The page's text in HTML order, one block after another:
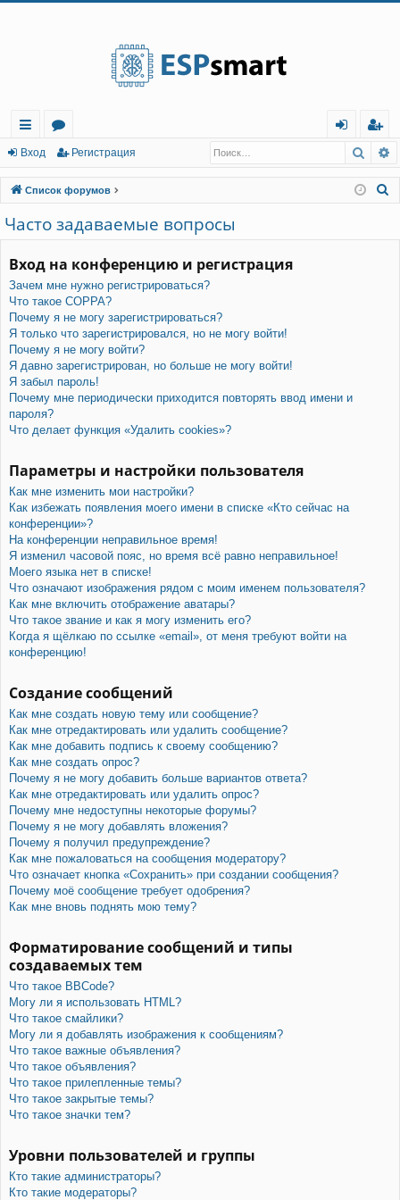
с
ы
лк
и
о
ру
м
ы
д
г
ис
тр
Вход Регистрация
Список форумов
Часто задаваемые вопросы
Вход на конференцию и регистрация
Зачем мне нужно регистрироваться?
Что такое COPPA?
Почему я не могу зарегистрироваться?
Я только что зарегистрировался, но не могу войти!
Почему я не могу войти?
Я давно зарегистрирован, но больше не могу войти!
Я забыл пароль!
Почему мне периодически приходится повторять ввод имени и
пароля?
Что делает функция «Удалить cookies»?
Параметры и настройки пользователя
Как мне изменить мои настройки?
Как избежать появления моего имени в списке «Кто сейчас на
конференции»?
На конференции неправильное время!
Я изменил часовой пояс, но время всё равно неправильное!
Моего языка нет в списке!
Что означают изображения рядом с моим именем пользователя?
Как мне включить отображение аватары?
Что такое звание и как я могу изменить его?
Когда я щёлкаю по ссылке «email», от меня требуют войти на
конференцию!
Создание сообщений
Как мне создать новую тему или сообщение?
Как мне отредактировать или удалить сообщение?
Как мне добавить подпись к своему сообщению?
Как мне создать опрос?
Почему я не могу добавить больше вариантов ответа?
Как мне отредактировать или удалить опрос?
Почему мне недоступны некоторые форумы?
Почему я не могу добавлять вложения?
Почему я получил предупреждение?
Как мне пожаловаться на сообщения модератору?
Что означает кнопка «Сохранить» при создании сообщения?
Почему моё сообщение требует одобрения?
Как мне вновь поднять мою тему?
Форматирование сообщений и типы
создаваемых тем
Что такое BBCode?
Могу ли я использовать HTML?
Что такое смайлики?
Могу ли я добавлять изображения к сообщениям?
Что такое важные объявления?
Что такое объявления?
Что такое прилепленные темы?
Что такое закрытые темы?
Что такое значки тем?
Уровни пользователей и группы
Кто такие администраторы?
Кто такие модераторы?